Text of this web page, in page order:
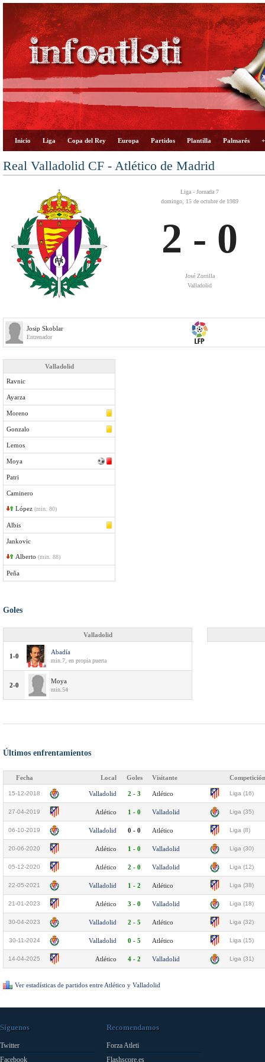
Inicio Liga Copa del Rey Europa Partidos Plantilla Palmarés
Real Valladolid CF - Atlético de Madrid
Liga - Jornada 7
domingo, 15 de octubre de 1989
2 - 0
José Zorrilla
Valladolid
Josip Skoblar
Entrenador
Valladolid
Ravnic
Ayarza
Moreno
Gonzalo
Lemos
Moya
Patri
Caminero
López (min. 80)
Albis
Jankovic
Alberto (min. 88)
Peña
Goles
Valladolid
1-0
Abadía
min.7, en propia puerta
2-0
Moya
min.54
Últimos enfrentamientos
Fecha Local Goles Visitante Competición
15-12-2018 Valladolid 2 - 3 Atlético Liga (16)
27-04-2019 Atlético 1 - 0 Valladolid Liga (35)
06-10-2019 Valladolid 0 - 0 Atlético Liga (8)
20-06-2020 Atlético 1 - 0 Valladolid Liga (30)
05-12-2020 Atlético 2 - 0 Valladolid Liga (12)
22-05-2021 Valladolid 1 - 2 Atlético Liga (38)
21-01-2023 Atlético 3 - 0 Valladolid Liga (18)
30-04-2023 Valladolid 2 - 5 Atlético Liga (32)
30-11-2024 Valladolid 0 - 5 Atlético Liga (15)
14-04-2025 Atlético 4 - 2 Valladolid Liga (31)
Ver estadísticas de partidos entre Atlético y Valladolid
Síguenos
Twitter
Facebook
Recomendamos
Forza Atleti
Flashscore.es